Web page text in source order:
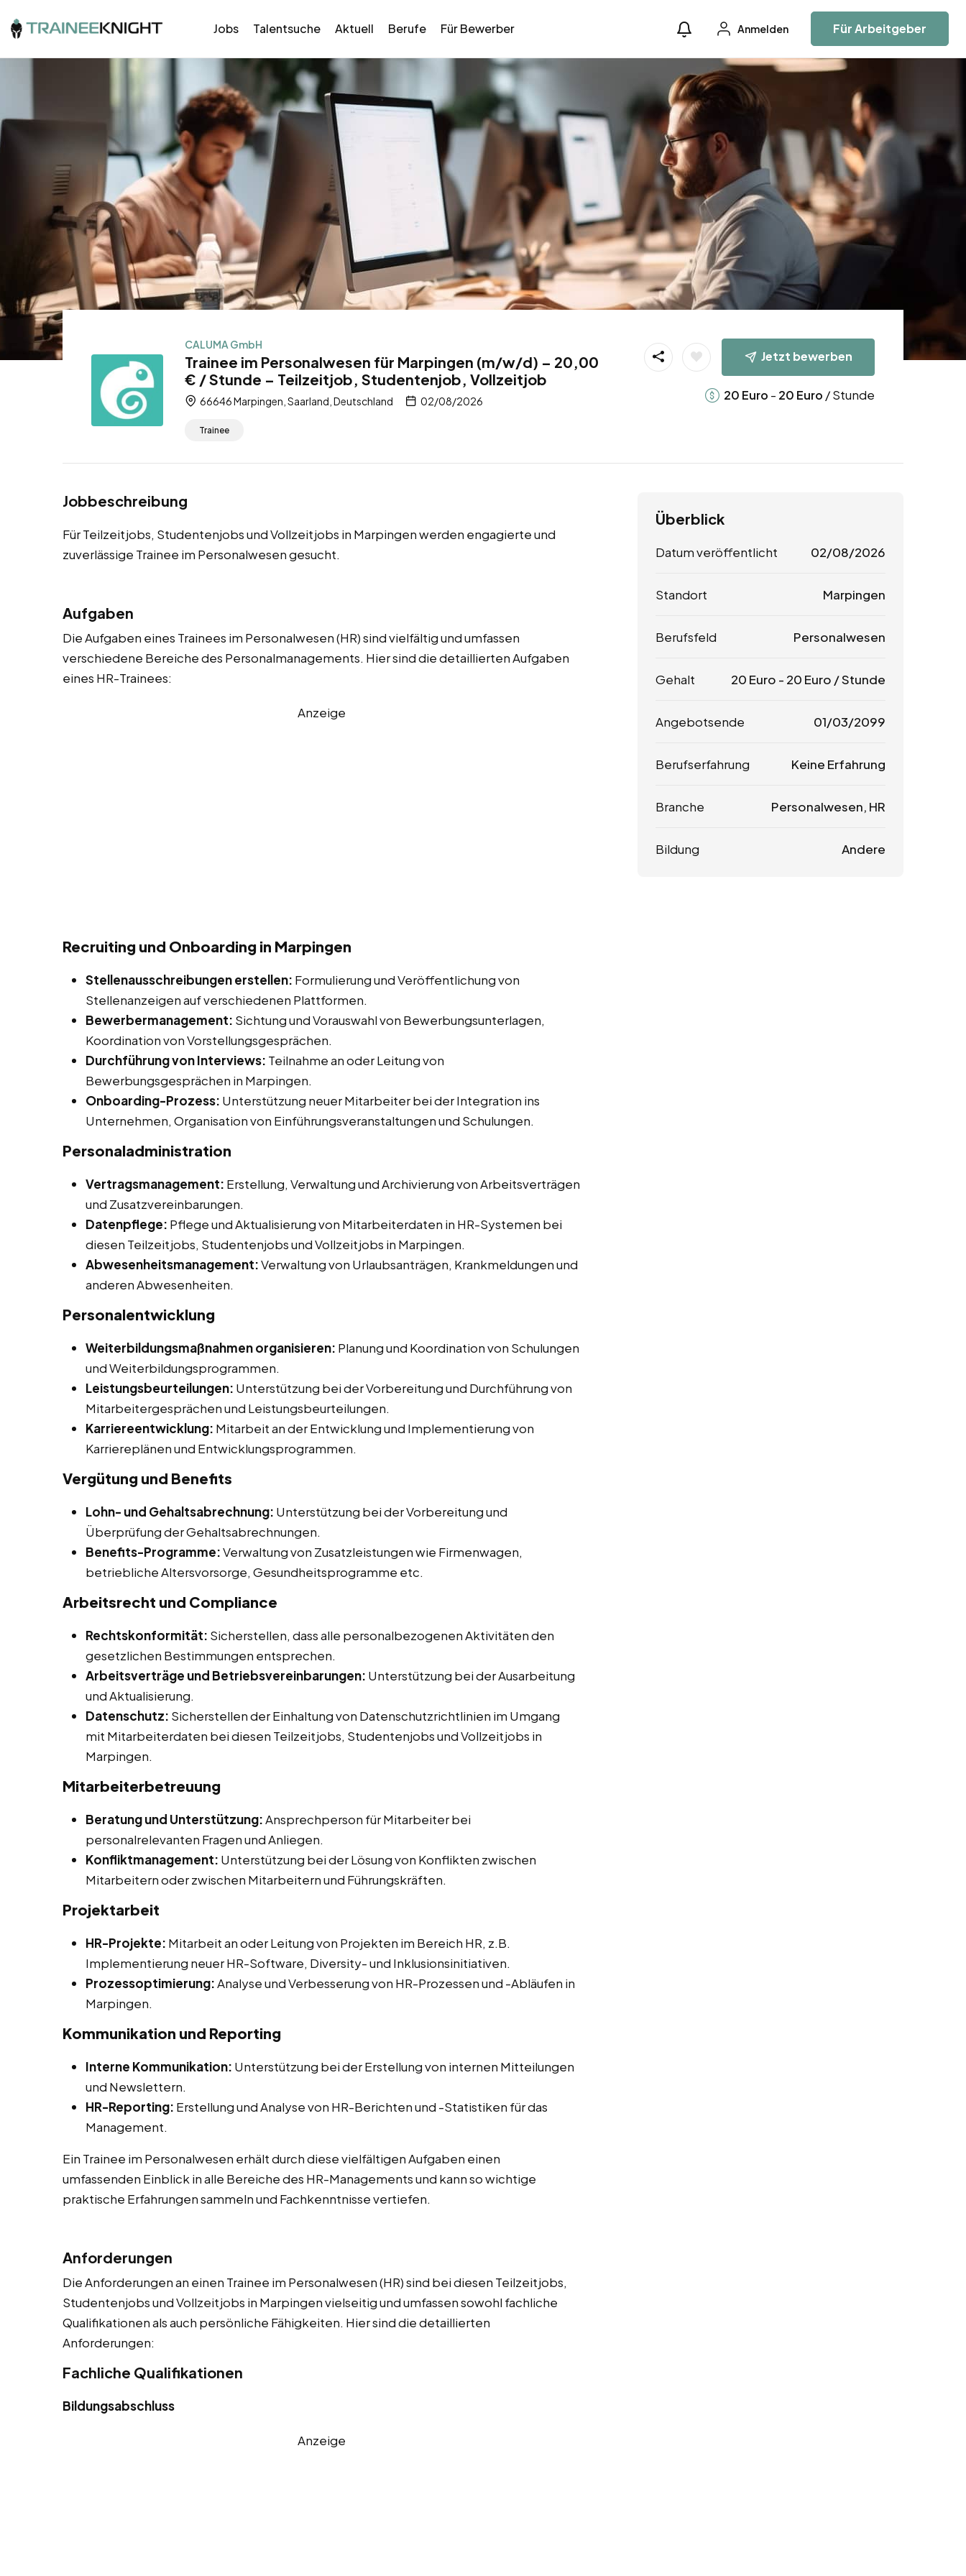
Jobs Talentsuche Aktuell Berufe Für Bewerber Anmelden Für Arbeitgeber
CALUMA GmbH
Trainee im Personalwesen für Marpingen (m/w/d) – 20,00
€ / Stunde – Teilzeitjob, Studentenjob, Vollzeitjob
66646 Marpingen, Saarland, Deutschland 02/08/2026
Trainee
Jetzt bewerben
20 Euro - 20 Euro / Stunde
Jobbeschreibung
Für Teilzeitjobs, Studentenjobs und Vollzeitjobs in Marpingen werden engagierte und
zuverlässige Trainee im Personalwesen gesucht.
Aufgaben
Die Aufgaben eines Trainees im Personalwesen (HR) sind vielfältig und umfassen
verschiedene Bereiche des Personalmanagements. Hier sind die detaillierten Aufgaben
eines HR-Trainees:
Anzeige
Recruiting und Onboarding in Marpingen
Stellenausschreibungen erstellen: Formulierung und Veröffentlichung von
Stellenanzeigen auf verschiedenen Plattformen.
Bewerbermanagement: Sichtung und Vorauswahl von Bewerbungsunterlagen,
Koordination von Vorstellungsgesprächen.
Durchführung von Interviews: Teilnahme an oder Leitung von
Bewerbungsgesprächen in Marpingen.
Onboarding-Prozess: Unterstützung neuer Mitarbeiter bei der Integration ins
Unternehmen, Organisation von Einführungsveranstaltungen und Schulungen.
Personaladministration
Vertragsmanagement: Erstellung, Verwaltung und Archivierung von Arbeitsverträgen
und Zusatzvereinbarungen.
Datenpflege: Pflege und Aktualisierung von Mitarbeiterdaten in HR-Systemen bei
diesen Teilzeitjobs, Studentenjobs und Vollzeitjobs in Marpingen.
Abwesenheitsmanagement:Verwaltung von Urlaubsanträgen, Krankmeldungen und
anderen Abwesenheiten.
Personalentwicklung
Weiterbildungsmaßnahmen organisieren: Planung und Koordination von Schulungen
und Weiterbildungsprogrammen.
Leistungsbeurteilungen: Unterstützung bei der Vorbereitung und Durchführung von
Mitarbeitergesprächen und Leistungsbeurteilungen.
Karriereentwicklung: Mitarbeit an der Entwicklung und Implementierung von
Karriereplänen und Entwicklungsprogrammen.
Vergütung und Benefits
Lohn- und Gehaltsabrechnung: Unterstützung bei der Vorbereitung und
Überprüfung der Gehaltsabrechnungen.
Benefits-Programme:Verwaltung von Zusatzleistungen wie Firmenwagen,
betriebliche Altersvorsorge, Gesundheitsprogramme etc.
Arbeitsrecht und Compliance
Rechtskonformität: Sicherstellen, dass alle personalbezogenen Aktivitäten den
gesetzlichen Bestimmungen entsprechen.
Arbeitsverträge und Betriebsvereinbarungen: Unterstützung bei der Ausarbeitung
und Aktualisierung.
Datenschutz: Sicherstellen der Einhaltung von Datenschutzrichtlinien im Umgang
mit Mitarbeiterdaten bei diesen Teilzeitjobs, Studentenjobs und Vollzeitjobs in
Marpingen.
Mitarbeiterbetreuung
Beratung und Unterstützung:Ansprechperson für Mitarbeiter bei
personalrelevanten Fragen und Anliegen.
Konfliktmanagement: Unterstützung bei der Lösung von Konflikten zwischen
Mitarbeitern oder zwischen Mitarbeitern und Führungskräften.
Projektarbeit
HR-Projekte: Mitarbeit an oder Leitung von Projekten im Bereich HR, z.B.
Implementierung neuer HR-Software, Diversity- und Inklusionsinitiativen.
Prozessoptimierung:Analyse und Verbesserung von HR-Prozessen und -Abläufen in
Marpingen.
Kommunikation und Reporting
Interne Kommunikation: Unterstützung bei der Erstellung von internen Mitteilungen
und Newslettern.
HR-Reporting: Erstellung und Analyse von HR-Berichten und -Statistiken für das
Management.
Ein Trainee im Personalwesen erhält durch diese vielfältigen Aufgaben einen
umfassenden Einblick in alle Bereiche des HR-Managements und kann so wichtige
praktische Erfahrungen sammeln und Fachkenntnisse vertiefen.
Anforderungen
Die Anforderungen an einen Trainee im Personalwesen (HR) sind bei diesen Teilzeitjobs,
Studentenjobs und Vollzeitjobs in Marpingen vielseitig und umfassen sowohl fachliche
Qualifikationen als auch persönliche Fähigkeiten. Hier sind die detaillierten
Anforderungen:
Fachliche Qualifikationen
Bildungsabschluss
Anzeige
Überblick
Datum veröffentlicht 02/08/2026
Standort Marpingen
Berufsfeld Personalwesen
Gehalt 20 Euro - 20 Euro / Stunde
Angebotsende 01/03/2099
Berufserfahrung Keine Erfahrung
Branche Personalwesen, HR
Bildung Andere